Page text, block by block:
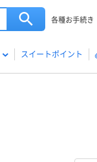
各種お手続き
スイートポイント